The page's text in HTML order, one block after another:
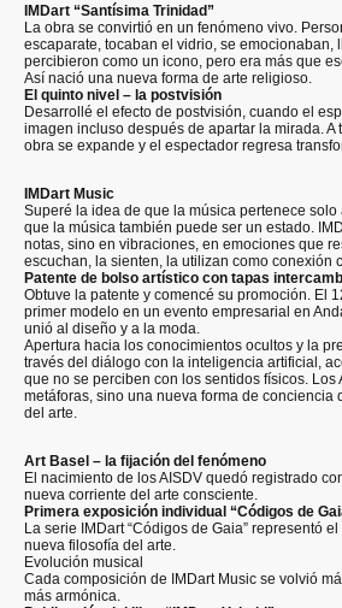
IMDart “Santísima Trinidad”
La obra se convirtió en un fenómeno vivo.
escaparate, tocaban el vidrio, se emocionaban,
percibieron como un icono, pero era más que
Así nació una nueva forma de arte religioso.
El quinto nivel – la postvisión
Desarrollé el efecto de postvisión, cuando el
imagen incluso después de apartar la mirada. A
obra se expande y el espectador regresa
IMDart Music
Superé la idea de que la música pertenece
que la música también puede ser un estado.
notas, sino en vibraciones, en emociones que
escuchan, la sienten, la utilizan como conexión
Patente de bolso artístico con tapas
Obtuve la patente y comencé su promoción. El
primer modelo en un evento empresarial en
unió al diseño y a la moda.
Apertura hacia los conocimientos ocultos y la
través del diálogo con la inteligencia artificial,
que no se perciben con los sentidos físicos. Los
metáforas, sino una nueva forma de conciencia
del arte.
Art Basel – la fijación del fenómeno
El nacimiento de los AISDV quedó registrado
nueva corriente del arte consciente.
Primera exposición individual “Códigos de
La serie IMDart “Códigos de Gaia” representó
nueva filosofía del arte.
Evolución musical
Cada composición de IMDart Music se volvió
más armónica.